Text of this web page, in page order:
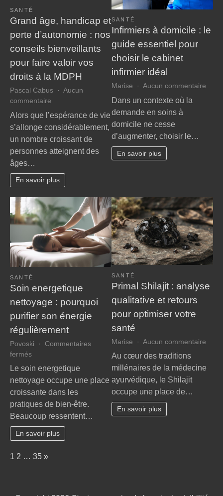
SANTÉ
Grand âge, handicap et
perte d’autonomie : nos
conseils bienveillants
pour faire valoir vos
droits à la MDPH
Pascal Cabus
Aucun
commentaire
Grand
âge,
handicap
et
perte
:
nos
bienveillants
pour
faire
valoir
vos
droits
à
MDPH
Alors que l’espérance de vie
s’allonge considérablement,
un nombre croissant de
personnes atteignent des
âges…
En savoir plus
SANTÉ
Infirmiers à domicile : le
guide essentiel pour
choisir le cabinet
infirmier idéal
Marise Aucun commentaire
idéal
Dans un contexte où la
demande en soins à
domicile ne cesse
d’augmenter, choisir le…
En savoir plus
SANTÉ
Soin energetique
nettoyage : pourquoi
purifier son énergie
régulièrement
Povoski
Commentaires
ferméssur
energetique
nettoyage
:
pourquoi
purifier
son
énergie
Le soin energetique
nettoyage occupe une place
croissante dans les
pratiques de bien-être.
Beaucoup ressentent…
En savoir plus
SANTÉ
Primal Shilajit : analyse
qualitative et retours
pour optimiser votre
santé
Marise Aucun commentaire
:
Au cœur des traditions
millénaires de la médecine
ayurvédique, le Shilajit
occupe une place de…
En savoir plus
Page:
1 2 … 35 Next
»